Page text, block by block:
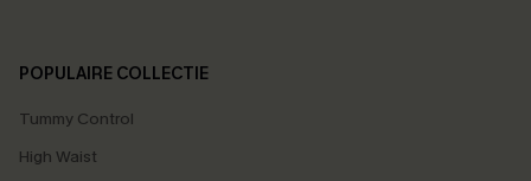
POPULAIRE COLLECTIE
Tummy Control
High Waist